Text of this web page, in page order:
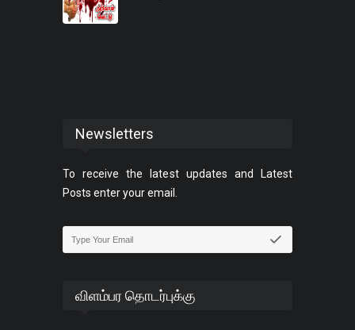
Newsletters
To receive the latest updates and Latest
Posts enter your email.
விளம்பர தொடர்புக்கு